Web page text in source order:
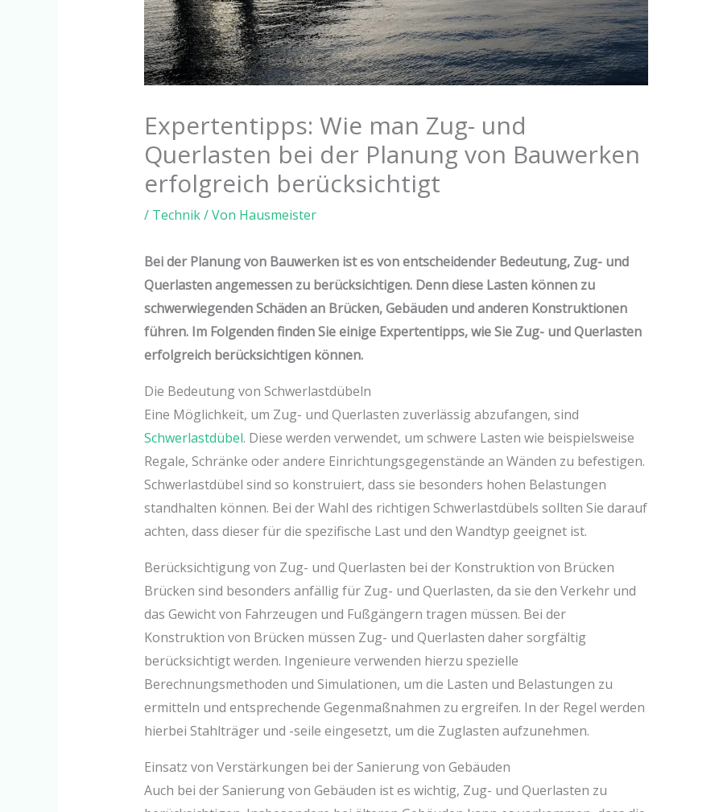
Expertentipps: Wie man Zug- und
Querlasten bei der Planung von Bauwerken
erfolgreich berücksichtigt
/ Technik/ Von Hausmeister
Bei der Planung von Bauwerken ist es von entscheidender Bedeutung, Zug- und
Querlasten angemessen zu berücksichtigen. Denn diese Lasten können zu
schwerwiegenden Schäden an Brücken, Gebäuden und anderen Konstruktionen
führen. Im Folgenden finden Sie einige Expertentipps, wie Sie Zug- und Querlasten
erfolgreich berücksichtigen können.
Die Bedeutung von Schwerlastdübeln
Eine Möglichkeit, um Zug- und Querlasten zuverlässig abzufangen, sind
Schwerlastdübel. Diese werden verwendet, um schwere Lasten wie beispielsweise
Regale, Schränke oder andere Einrichtungsgegenstände an Wänden zu befestigen.
Schwerlastdübel sind so konstruiert, dass sie besonders hohen Belastungen
standhalten können. Bei der Wahl des richtigen Schwerlastdübels sollten Sie darauf
achten, dass dieser für die spezifische Last und den Wandtyp geeignet ist.
Berücksichtigung von Zug- und Querlasten bei der Konstruktion von Brücken
Brücken sind besonders anfällig für Zug- und Querlasten, da sie den Verkehr und
das Gewicht von Fahrzeugen und Fußgängern tragen müssen. Bei der
Konstruktion von Brücken müssen Zug- und Querlasten daher sorgfältig
berücksichtigt werden. Ingenieure verwenden hierzu spezielle
Berechnungsmethoden und Simulationen, um die Lasten und Belastungen zu
ermitteln und entsprechende Gegenmaßnahmen zu ergreifen. In der Regel werden
hierbei Stahlträger und -seile eingesetzt, um die Zuglasten aufzunehmen.
Einsatz von Verstärkungen bei der Sanierung von Gebäuden
Auch bei der Sanierung von Gebäuden ist es wichtig, Zug- und Querlasten zu